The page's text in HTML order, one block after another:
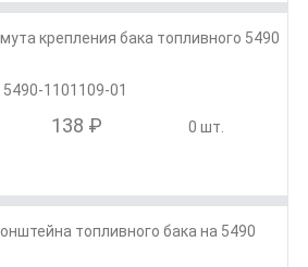
крепления бака топливного 5490
5490-1101109-01
138 ₽ 0 шт.
топливного бака на 5490